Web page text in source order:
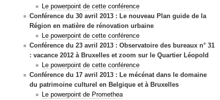
Le powerpoint de cette conférence
Conférence du 30 avril 2013 : Le nouveau Plan guide de la
Région en matière de rénovation urbaine
Le powerpoint de cette conférence
Conférence du 23 avril 2013 : Observatoire des bureaux n° 31
: vacance 2012 à Bruxelles et zoom sur le Quartier Léopold
Le powerpoint de cette conférence
Conférence du 17 avril 2013 : Le mécénat dans le domaine
du patrimoine culturel en Belgique et à Bruxelles
Le powerpoint de Promethea